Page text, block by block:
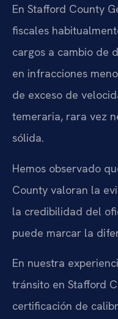
En Stafford County
fiscales
cargos a cambio de
en infracciones
de exceso de
temeraria, rara vez
sólida.
Hemos observado
County valoran la
la credibilidad del
puede marcar la
En nuestra
tránsito en Stafford
certificación de